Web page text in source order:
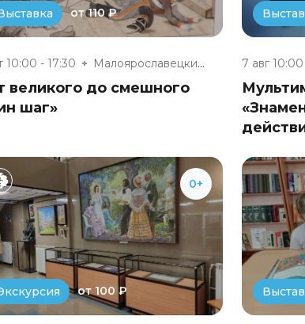
от 110 ₽
10:00 - 17:30 Малоярославецкий военно-истори...
великого до смешного
шаг»
7 авг
0+
от 100 ₽